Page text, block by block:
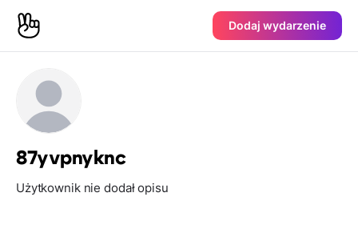
Dodaj wydarzenie
87yvpnyknc
Użytkownik nie dodał opisu